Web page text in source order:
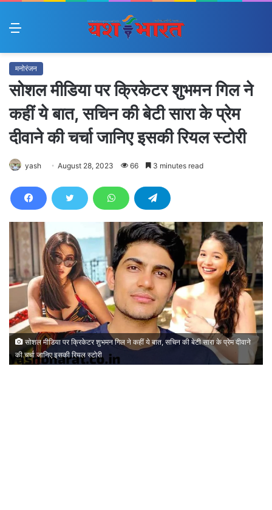
Menu
मनोरंजन
सोशल मीडिया पर क्रिकेटर शुभमन गिल ने
कहीं ये बात, सचिन की बेटी सारा के प्रेम
दीवाने की चर्चा जानिए इसकी रियल स्टोरी
yash August 28, 2023 66 3 minutes read
सोशल मीडिया पर क्रिकेटर शुभमन गिल ने कहीं ये बात, सचिन की बेटी सारा के प्रेम दीवाने
की चर्चा जानिए इसकी रियल स्टोरी